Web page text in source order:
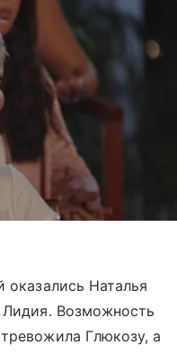
оказались Наталья
Возможность
Глюкозу, а